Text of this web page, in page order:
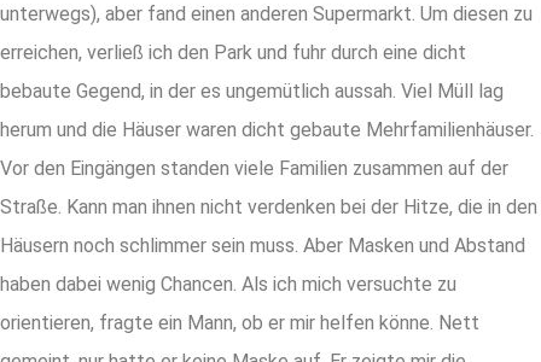
unterwegs), aber fand einen anderen Supermarkt. Um diesen zu
erreichen, verließ ich den Park und fuhr durch eine dicht
bebaute Gegend, in der es ungemütlich aussah. Viel Müll lag
herum und die Häuser waren dicht gebaute Mehrfamilienhäuser.
Vor den Eingängen standen viele Familien zusammen auf der
Straße. Kann man ihnen nicht verdenken bei der Hitze, die in den
Häusern noch schlimmer sein muss. Aber Masken und Abstand
haben dabei wenig Chancen. Als ich mich versuchte zu
orientieren, fragte ein Mann, ob er mir helfen könne. Nett